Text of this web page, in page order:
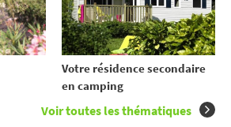
Votre résidence secondaire
en camping
Voir toutes les thématiques